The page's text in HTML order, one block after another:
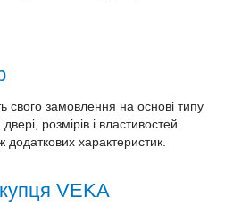
свого замовлення на основі типу
розмірів і властивостей
додаткових характеристик.
VEKA